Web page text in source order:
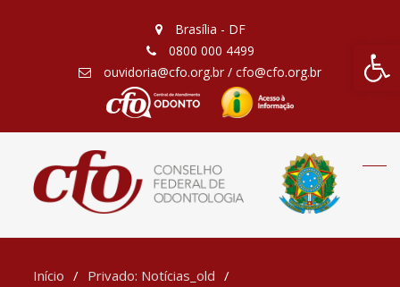
Barra
Brasília - DF
0800 000 4499
ouvidoria@cfo.org.br / cfo@cfo.org.br
Início
Privado: Notícias_old